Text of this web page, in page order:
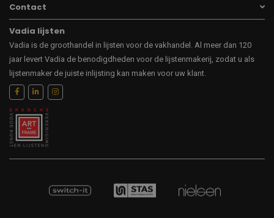
Contact
Vadia lijsten
Vadia is de groothandel in lijsten voor de vakhandel. Al meer dan 120
jaar levert Vadia de benodigdheden voor de lijstenmakerij, zodat u als
lijstenmaker de juiste inlijsting kan maken voor uw klant.